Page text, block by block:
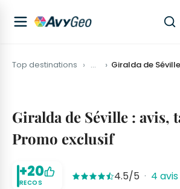
Top destinations … Giralda de Séville
Giralda de Séville : avis,
Promo exclusif
+20
RECOS 4.5/5 · 4 avis